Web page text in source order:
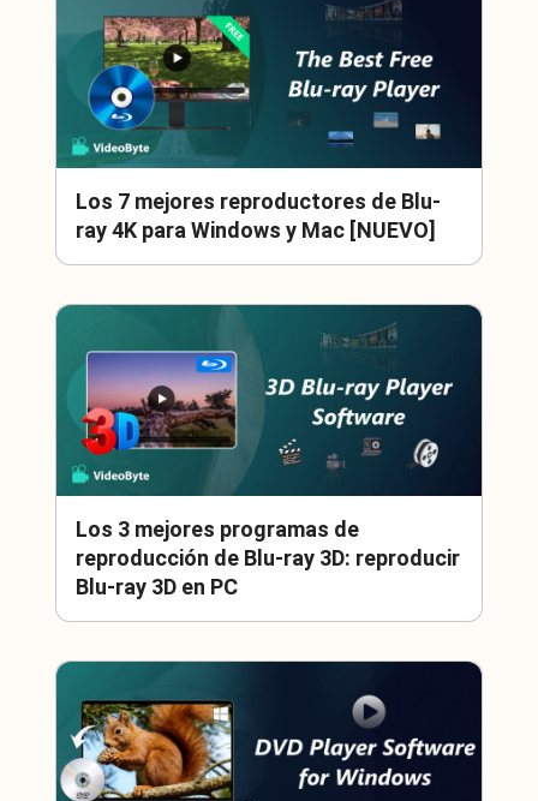
Los 7 mejores reproductores de Blu-
ray 4K para Windows y Mac [NUEVO]
Los 3 mejores programas de
reproducción de Blu-ray 3D: reproducir
Blu-ray 3D en PC